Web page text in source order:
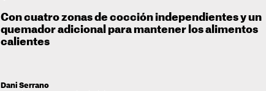
Con cuatro zonas de cocción independientes y un
quemador adicional para mantener los alimentos
calientes
Dani Serrano